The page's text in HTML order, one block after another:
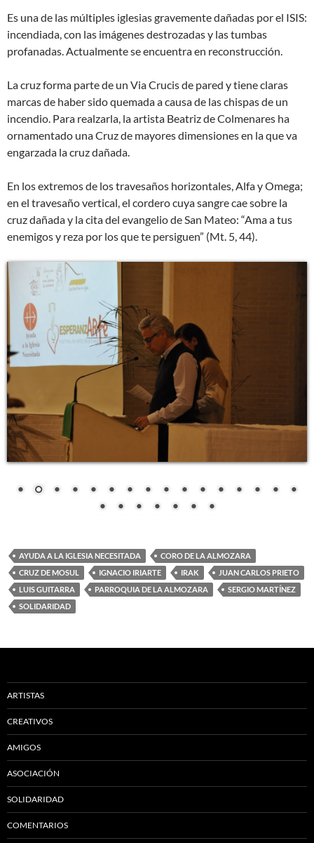
Es una de las múltiples iglesias gravemente dañadas por el ISIS:
incendiada, con las imágenes destrozadas y las tumbas
profanadas. Actualmente se encuentra en reconstrucción.
La cruz forma parte de un Via Crucis de pared y tiene claras
marcas de haber sido quemada a causa de las chispas de un
incendio. Para realzarla, la artista Beatriz de Colmenares ha
ornamentado una Cruz de mayores dimensiones en la que va
engarzada la cruz dañada.
En los extremos de los travesaños horizontales, Alfa y Omega;
en el travesaño vertical, el cordero cuya sangre cae sobre la
cruz dañada y la cita del evangelio de San Mateo: “Ama a tus
enemigos y reza por los que te persiguen” (Mt. 5, 44).
AYUDA A LA IGLESIA NECESITADA
CORO DE LA ALMOZARA
CRUZ DE MOSUL
IGNACIO IRIARTE IRAK
JUAN CARLOS PRIETO
LUIS GUITARRA
PARROQUIA DE LA ALMOZARA
SERGIO MARTÍNEZ
SOLIDARIDAD
ARTISTAS
CREATIVOS
AMIGOS
ASOCIACIÓN
SOLIDARIDAD
COMENTARIOS